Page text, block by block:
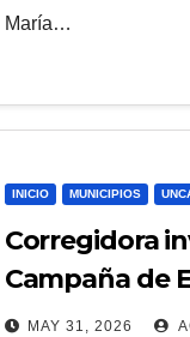
María…
INICIO MUNICIPIOS
Corregidora
Campaña de
conMAY 31, 2026